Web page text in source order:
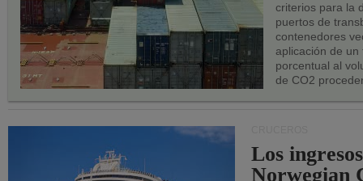
criterios para la
puertos de
contenedores
aplicación de
porcentual al
de CO2
Los
Norwegian